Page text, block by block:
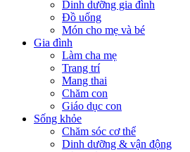
Dinh dưỡng gia đình
Đồ uống
Món cho mẹ và bé
Gia đình
Làm cha mẹ
Trang trí
Mang thai
Chăm con
Giáo dục con
Sống khỏe
Chăm sóc cơ thể
Dinh dưỡng & vận động